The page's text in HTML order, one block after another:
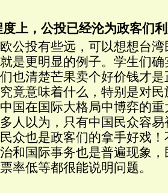
上，公投已经沦为政客们
公投有些远，可以想想台
是更明显的例子。学生们
也清楚芒果卖个好价钱才
竟意味着什么，特别是对
国在国际大格局中博弈的
人以为，只有中国民众容
众也是政客们的拿手好戏
和国际事务也是普遍现象
率低等都很能说明问题。